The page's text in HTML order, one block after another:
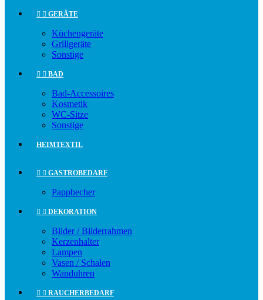
  GERÄTE
Küchengeräte
Grillgeräte
Sonstige
  BAD
Bad-Accessoires
Kosmetik
WC-Sitze
Sonstige
HEIMTEXTIL
  GASTROBEDARF
Pappbecher
  DEKORATION
Bilder / Bilderrahmen
Kerzenhalter
Lampen
Vasen / Schalen
Wanduhren
  RAUCHERBEDARF